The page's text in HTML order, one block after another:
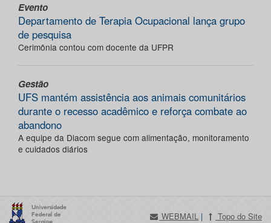
Evento
Departamento de Terapia Ocupacional lança grupo
de pesquisa
Cerimônia contou com docente da UFPR
Gestão
UFS mantém assistência aos animais comunitários
durante o recesso acadêmico e reforça combate ao
abandono
A equipe da Diacom segue com alimentação, monitoramento
e cuidados diários
WEBMAIL | Topo do Site